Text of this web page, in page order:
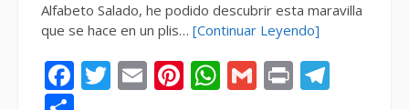
Alfabeto Salado, he podido descubrir esta maravilla
que se hace en un plis… [Continuar Leyendo]
Facebook
Twitter
EmailPinterest
WhatsApp
Gmail
Print